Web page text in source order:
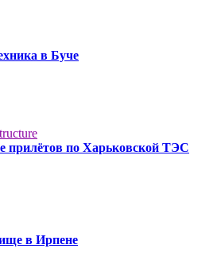
в Буче
прилётов по Харьковской ТЭС
в Ирпене